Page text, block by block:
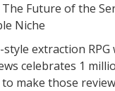
The Future of the
Niche
extraction RPG
celebrates 1
make those